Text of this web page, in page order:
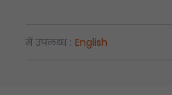
में उपलब्ध : English